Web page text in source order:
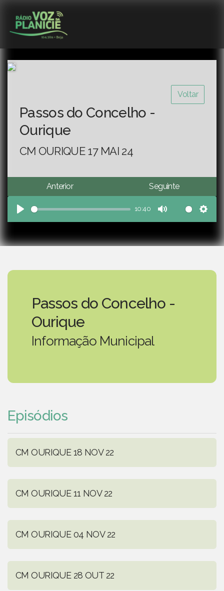
Voltar
Passos do Concelho -
Ourique
CM OURIQUE 17 MAI 24
Anterior Seguinte
Play
10:40
Mute
Passos do Concelho -
Ourique
Informação Municipal
Episódios
CM OURIQUE 18 NOV 22
CM OURIQUE 11 NOV 22
CM OURIQUE 04 NOV 22
CM OURIQUE 28 OUT 22